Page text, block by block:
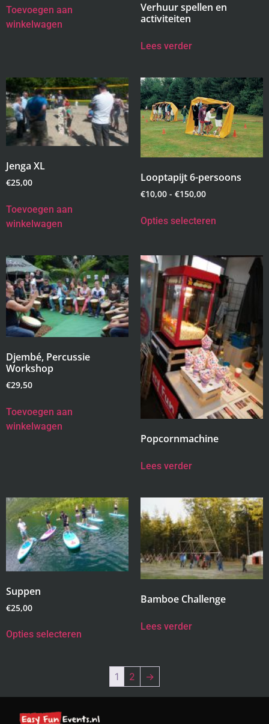
Toevoegen aan
winkelwagen
Verhuur spellen en
activiteiten
Lees verder
Jenga XL
€25,00
Toevoegen aan
winkelwagen
Looptapijt 6-persoons
€10,00 - €150,00
Opties selecteren
Djembé, Percussie
Workshop
€29,50
Toevoegen aan
winkelwagen
Popcornmachine
Lees verder
Suppen
€25,00
Opties selecteren
Bamboe Challenge
Lees verder
1 2 →